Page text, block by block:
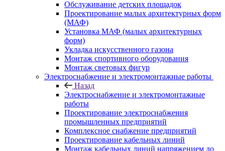
Обслуживание детских площадок
Проектирование малых архитектурных форм
(МАФ)
Установка МАФ (малых архитектурных
форм)
Укладка искусственного газона
Монтаж спортивного оборудования
Монтаж световых фигур
Электроснабжение и электромонтажные работы
Назад
Электроснабжение и электромонтажные
работы
Проектирование электроснабжения
промышленных предприятий
Комплексное снабжение предприятий
Проектирование кабельных линий
Монтаж кабельных линий напряжением до